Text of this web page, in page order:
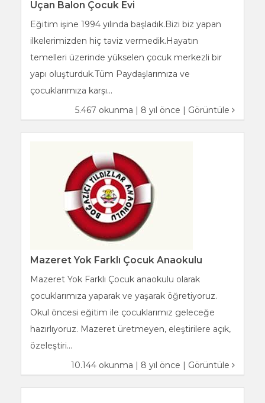
Uçan Balon Çocuk Evi
Eğitim işine 1994 yılında başladık.Bizi biz yapan
ilkelerimizden hiç taviz vermedik.Hayatın
temelleri üzerinde yükselen çocuk merkezli bir
yapı oluşturduk.Tüm Paydaşlarımıza ve
çocuklarımıza karşı...
5.467 okunma | 8 yıl önce | Görüntüle
Mazeret Yok Farklı Çocuk Anaokulu
Mazeret Yok Farklı Çocuk anaokulu olarak
çocuklarımıza yaparak ve yaşarak öğretiyoruz.
Okul öncesi eğitim ile çocuklarımız geleceğe
hazırlıyoruz. Mazeret üretmeyen, eleştirilere açık,
özeleştiri...
10.144 okunma | 8 yıl önce | Görüntüle